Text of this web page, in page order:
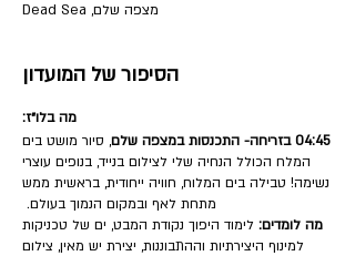
מצפה שלם, Dead Sea
הסיפור של המועדון
מה בלו״ז:
04:45 בזריחה- התכנסות במצפה שלם
, סיור מושט בים
המלח הכולל הנחיה שלי לצילום בנייד, בנופים עוצרי
נשימה! טבילה בים המלוח, חוויה ייחודית, בראשית ממש
מתחת לאף ובמקום הנמוך בעולם.
מה לומדים: לימוד היפוך נקודת המבט, ים של טכניקות
למינוף היצירתיות וההתבוננות, יצירת יש מאין, צילום